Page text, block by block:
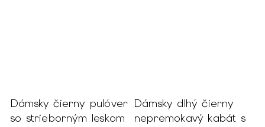
Dámsky čierny pulóver
so strieborným leskom
Dámsky dlhý čierny
nepremokavý kabát s